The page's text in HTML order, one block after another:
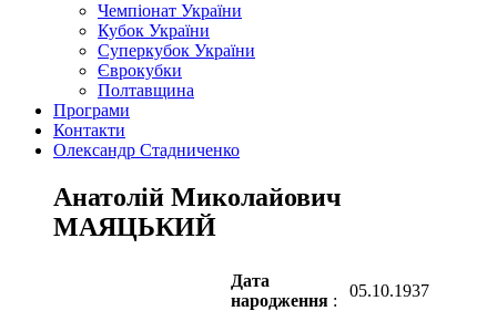
Чемпіонат України
Кубок України
Суперкубок України
Єврокубки
Полтавщина
Програми
Контакти
Олександр Стадниченко
Анатолій Миколайович
МАЯЦЬКИЙ
Дата
народження :
05.10.1937